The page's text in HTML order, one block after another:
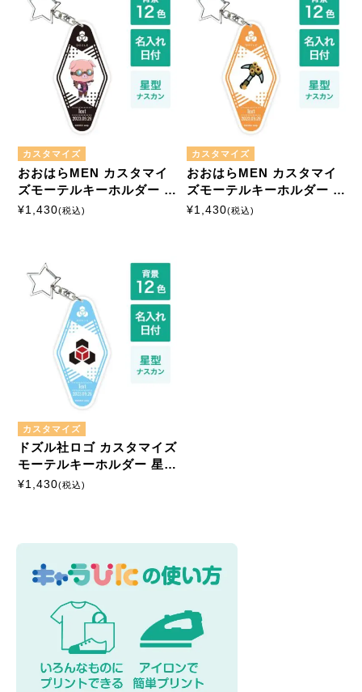
カスタマイズ
おおはらMEN カスタマイ
ズモーテルキーホルダー 星
形ナスカン
¥1,430(税込)
カスタマイズ
おおはらMEN カスタマイ
ズモーテルキーホルダー 星
形ナスカン
¥1,430(税込)
カスタマイズ
ドズル社ロゴ カスタマイズ
モーテルキーホルダー 星形
ナスカン
¥1,430(税込)